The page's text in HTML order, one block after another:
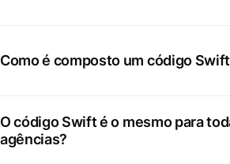
Como é composto um código
O código Swift é o mesmo para
agências?